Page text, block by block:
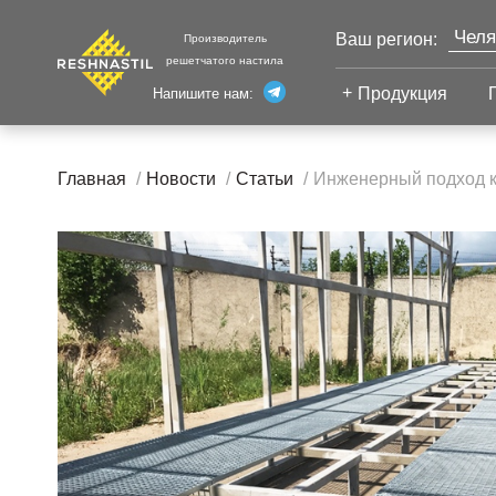
Производитель
решетчатого настила
Напишите нам:
Ваш регион:
Продукция
Настил с
противоскольжением
Настил для стеллажей
Настил для морских
платформ
Главная Новости Статьи Инженерный подход к